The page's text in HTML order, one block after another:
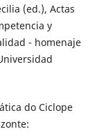
(ed.), Actas
y
- homenaje
do Ciclope